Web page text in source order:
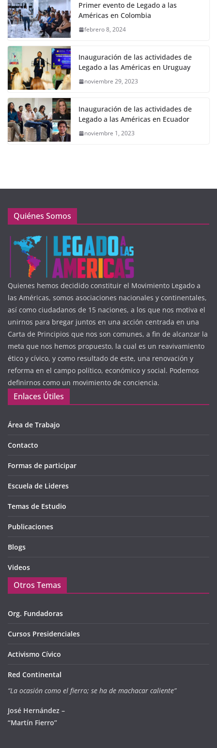
Primer evento de Legado a las
Américas en Colombia
febrero 8, 2024
Inauguración de las actividades de
Legado a las Américas en Uruguay
noviembre 29, 2023
Inauguración de las actividades de
Legado a las Américas en Ecuador
noviembre 1, 2023
Quiénes Somos
Quienes hemos decidido constituir el Movimiento Legado a
las Américas, somos asociaciones nacionales y continentales,
así como ciudadanos de 15 naciones, a los que nos motiva el
unirnos para bregar juntos en una acción centrada en una
Carta de Principios que nos son comunes, a fin de alcanzar la
meta que nos hemos propuesto, la cual es un reavivamiento
ético y cívico, y como resultado de este, una renovación y
reforma en el campo político, económico y social. Podemos
definirnos como un movimiento de conciencia.
Enlaces Útiles
Área de Trabajo
Contacto
Formas de participar
Escuela de Lideres
Temas de Estudio
Publicaciones
Blogs
Videos
Otros Temas
Org. Fundadoras
Cursos Presidenciales
Activismo Cívico
Red Continental
“La ocasión como el fierro; se ha de machacar caliente”
José Hernández –
“Martín Fierro”